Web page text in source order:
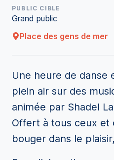
PUBLIC CIBLE
Grand public
Place des gens de mer
Une heure de danse
plein air sur des
animée par Shadel
Offert à tous ceux et
bouger dans le